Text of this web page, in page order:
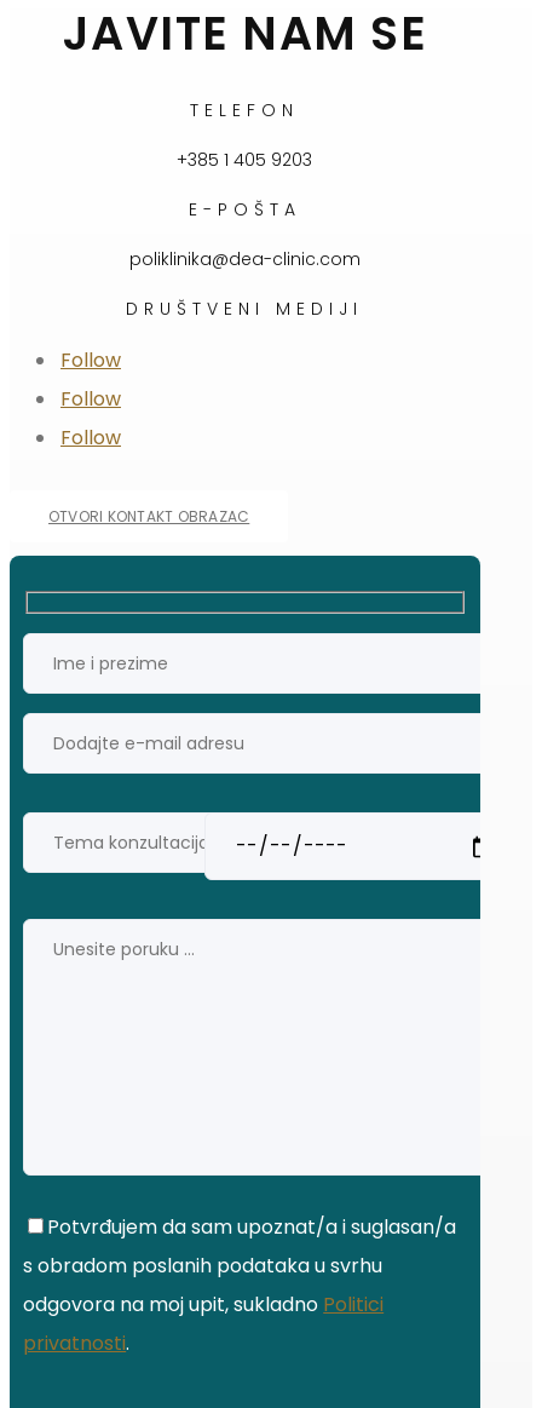
JAVITE NAM SE
TELEFON
+385 1 405 9203
E-POŠTA
poliklinika@dea-clinic.com
DRUŠTVENI MEDIJI
Follow
Follow
Follow
OTVORI KONTAKT OBRAZAC
Potvrđujem da sam upoznat/a i suglasan/a
s obradom poslanih podataka u svrhu
odgovora na moj upit, sukladno Politici
privatnosti.